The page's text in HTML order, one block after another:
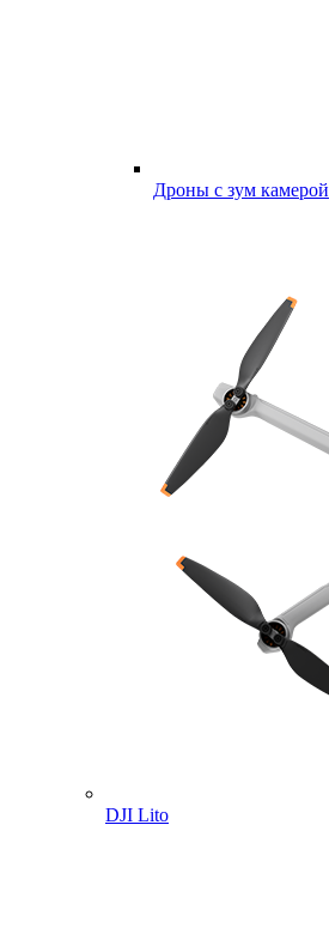
Дроны с зум камерой
DJI Lito